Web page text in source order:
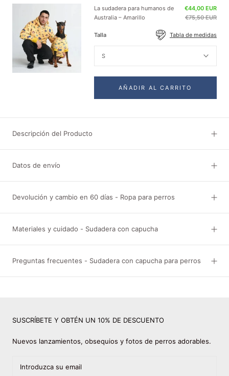
La sudadera para humanos de
Australia – Amarillo
€44,00 EUR
€75,50 EUR
Talla Tabla de medidas
S
AÑADIR AL CARRITO
Descripción del Producto
Datos de envío
Devolución y cambio en 60 días - Ropa para perros
Materiales y cuidado - Sudadera con capucha
Preguntas frecuentes - Sudadera con capucha para perros
SUSCRÍBETE Y OBTÉN UN 10% DE DESCUENTO
Nuevos lanzamientos, obsequios y fotos de perros adorables.